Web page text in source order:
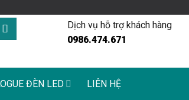
Dịch vụ hỗ trợ khách hàng
0986.474.671
ĐÈN LED LIÊN HỆ